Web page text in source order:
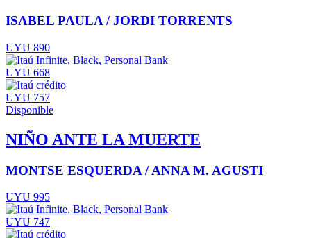
ISABEL PAULA / JORDI TORRENTS
UYU 890
UYU 668
UYU 757
Disponible
NIÑO ANTE LA MUERTE
MONTSE ESQUERDA / ANNA M. AGUSTI
UYU 995
UYU 747